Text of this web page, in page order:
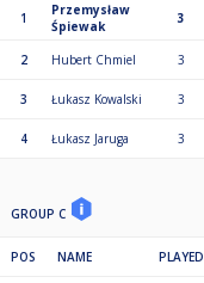
1
Przemysław
Śpiewak
3
2 Hubert Chmiel 3
3 Łukasz Kowalski 3
4 Łukasz Jaruga 3
GROUP C
POS NAME PLAYED